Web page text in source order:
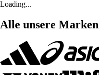
Loading...
Alle unsere Marken